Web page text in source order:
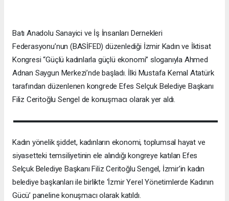
Batı Anadolu Sanayici ve İş İnsanları Dernekleri
Federasyonu’nun (BASİFED) düzenlediği İzmir Kadın ve İktisat
Kongresi “Güçlü kadınlarla güçlü ekonomi” sloganıyla Ahmed
Adnan Saygun Merkezi’nde başladı. İlki Mustafa Kemal Atatürk
tarafından düzenlenen kongrede Efes Selçuk Belediye Başkanı
Filiz Ceritoğlu Sengel de konuşmacı olarak yer aldı.
Kadın yönelik şiddet, kadınların ekonomi, toplumsal hayat ve
siyasetteki temsiliyetinin ele alındığı kongreye katılan Efes
Selçuk Belediye Başkanı Filiz Ceritoğlu Sengel, İzmir’in kadın
belediye başkanları ile birlikte ‘İzmir Yerel Yönetimlerde Kadının
Gücü’ paneline konuşmacı olarak katıldı.